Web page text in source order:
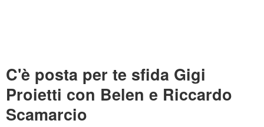
C'è posta per te sfida Gigi
Proietti con Belen e Riccardo
Scamarcio